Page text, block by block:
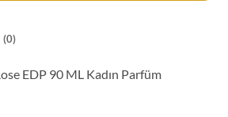
(0)
EDP 90 ML Kadın Parfüm